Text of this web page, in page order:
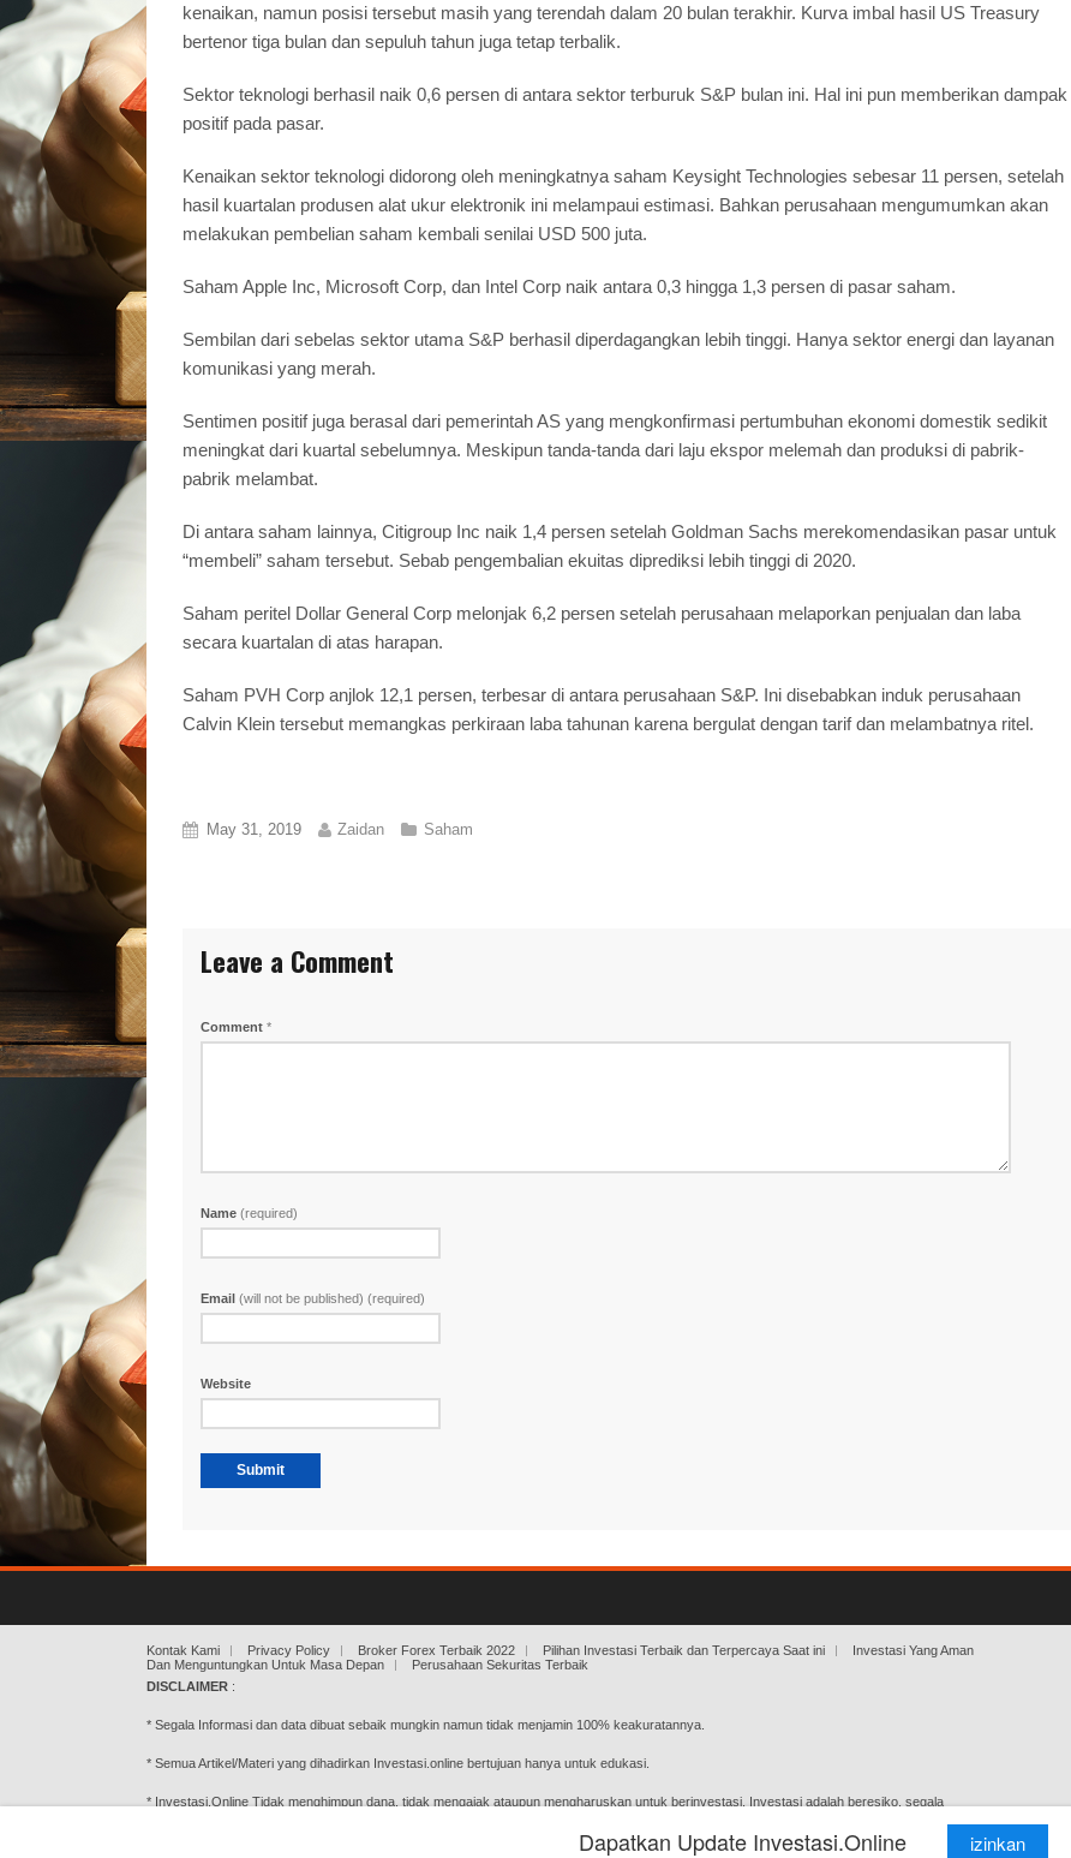
kenaikan, namun posisi tersebut masih yang terendah dalam 20 bulan terakhir. Kurva imbal hasil US Treasury
bertenor tiga bulan dan sepuluh tahun juga tetap terbalik.
Sektor teknologi berhasil naik 0,6 persen di antara sektor terburuk S&P bulan ini. Hal ini pun memberikan dampak
positif pada pasar.
Kenaikan sektor teknologi didorong oleh meningkatnya saham Keysight Technologies sebesar 11 persen, setelah
hasil kuartalan produsen alat ukur elektronik ini melampaui estimasi. Bahkan perusahaan mengumumkan akan
melakukan pembelian saham kembali senilai USD 500 juta.
Saham Apple Inc, Microsoft Corp, dan Intel Corp naik antara 0,3 hingga 1,3 persen di pasar saham.
Sembilan dari sebelas sektor utama S&P berhasil diperdagangkan lebih tinggi. Hanya sektor energi dan layanan
komunikasi yang merah.
Sentimen positif juga berasal dari pemerintah AS yang mengkonfirmasi pertumbuhan ekonomi domestik sedikit
meningkat dari kuartal sebelumnya. Meskipun tanda-tanda dari laju ekspor melemah dan produksi di pabrik-
pabrik melambat.
Di antara saham lainnya, Citigroup Inc naik 1,4 persen setelah Goldman Sachs merekomendasikan pasar untuk
“membeli” saham tersebut. Sebab pengembalian ekuitas diprediksi lebih tinggi di 2020.
Saham peritel Dollar General Corp melonjak 6,2 persen setelah perusahaan melaporkan penjualan dan laba
secara kuartalan di atas harapan.
Saham PVH Corp anjlok 12,1 persen, terbesar di antara perusahaan S&P. Ini disebabkan induk perusahaan
Calvin Klein tersebut memangkas perkiraan laba tahunan karena bergulat dengan tarif dan melambatnya ritel.
May 31, 2019 Zaidan Saham
Leave a Comment
Comment *
Name (required)
Email (will not be published) (required)
Website
Kontak Kami Privacy Policy Broker Forex Terbaik 2022 Pilihan Investasi Terbaik dan Terpercaya Saat ini
Investasi Yang Aman
Dan Menguntungkan Untuk Masa Depan
Perusahaan Sekuritas Terbaik
DISCLAIMER :
* Segala Informasi dan data dibuat sebaik mungkin namun tidak menjamin 100% keakuratannya.
* Semua Artikel/Materi yang dihadirkan Investasi.online bertujuan hanya untuk edukasi.
* Investasi.Online Tidak menghimpun dana, tidak mengajak ataupun mengharuskan untuk berinvestasi. Investasi adalah beresiko, segala
* Tidak menjamin kualitas ataupun kredibilitas atas link ke luar(pihak ketiga) berupa iklan berbayar, broker review, dsb.
Dapatkan Update Investasi.Online izinkan